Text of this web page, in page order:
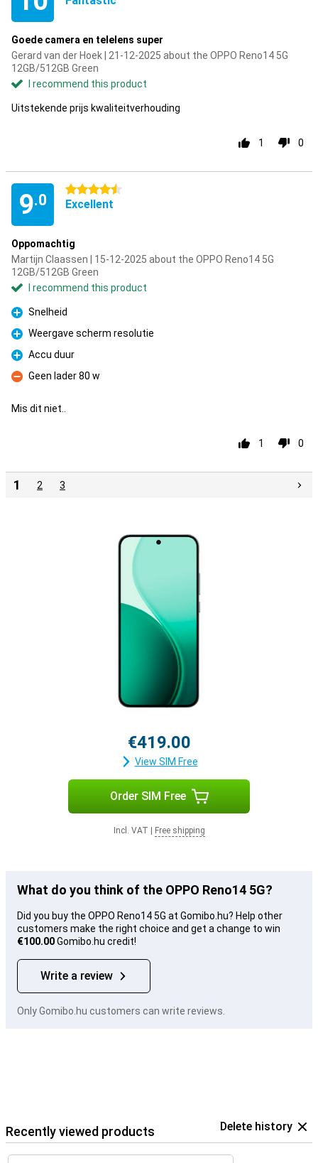
Goede camera en telelens super
Gerard van der Hoek | 21-12-2025 about the OPPO Reno14 5G
12GB/512GB Green
I recommend this product
Uitstekende prijs kwaliteitverhouding
1 0
9.0
4.5 stars
Excellent
Oppomachtig
Martijn Claassen | 15-12-2025 about the OPPO Reno14 5G
12GB/512GB Green
I recommend this product
Pro
Snelheid
Pro
Weergave scherm resolutie
Pro
Accu duur
Con
Geen lader 80 w
Mis dit niet..
1 0
1 2 3
€419.00
View SIM Free
Order SIM Free
Incl. VAT Free shipping
What do you think of the OPPO Reno14 5G?
Did you buy the OPPO Reno14 5G at Gomibo.hu? Help other
customers make the right choice and get a change to win
€100.00Gomibo.hu credit!
Write a review
Only Gomibo.hu customers can write reviews.
Recently viewed products Delete history